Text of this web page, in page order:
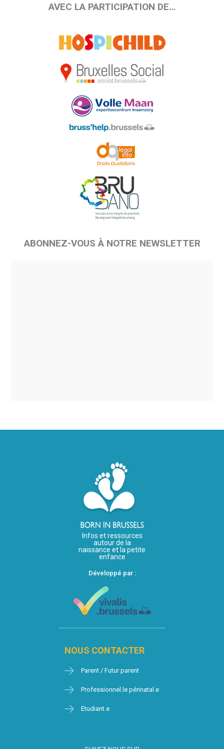
AVEC LA PARTICIPATION DE…
ABONNEZ-VOUS À NOTRE NEWSLETTER
Infos et ressources
autour de la
naissance et la petite
enfance
Développé par :
NOUS CONTACTER
Parent / Futur parent
Professionnel.le périnatal.e
Etudiant.e